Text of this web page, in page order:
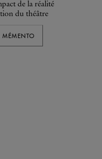
de la réalité
du théâtre
MÉMENTO